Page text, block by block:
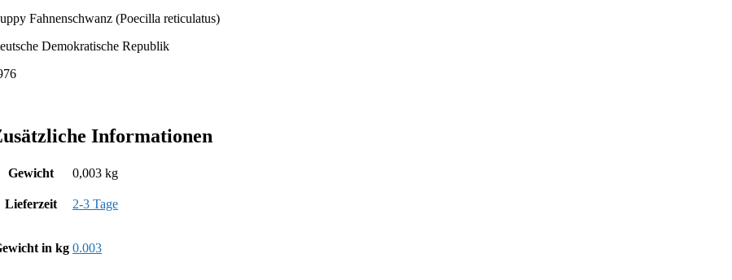
Fahnenschwanz (Poecilla reticulatus)
Demokratische Republik
Informationen
Gewicht 0,003 kg
Lieferzeit 2-3 Tage
in kg 0.003